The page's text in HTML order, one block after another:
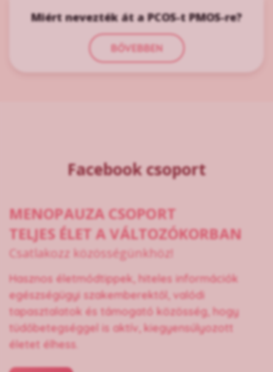
Miért nevezték át a PCOS-t PMOS-re?
BŐVEBBEN
Facebook csoport
MENOPAUZA CSOPORT
TELJES ÉLET A VÁLTOZÓKORBAN
Csatlakozz közösségünkhöz!
Hasznos életmódtippek, hiteles információk
egészségügyi szakemberektől, valódi
tapasztalatok és támogató közösség, hogy
tüdőbetegséggel is aktív, kiegyensúlyozott
életet élhess.